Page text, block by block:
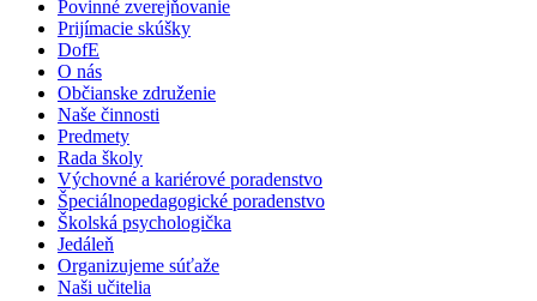
Povinné zverejňovanie
Prijímacie skúšky
DofE
O nás
Občianske združenie
Naše činnosti
Predmety
Rada školy
Výchovné a kariérové poradenstvo
Špeciálnopedagogické poradenstvo
Školská psychologička
Jedáleň
Organizujeme súťaže
Naši učitelia